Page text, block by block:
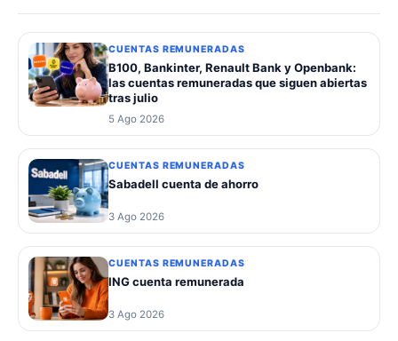
CUENTAS REMUNERADAS
B100, Bankinter, Renault Bank y Openbank:
las cuentas remuneradas que siguen abiertas
tras julio
5 Ago 2026
CUENTAS REMUNERADAS
Sabadell cuenta de ahorro
3 Ago 2026
CUENTAS REMUNERADAS
ING cuenta remunerada
3 Ago 2026